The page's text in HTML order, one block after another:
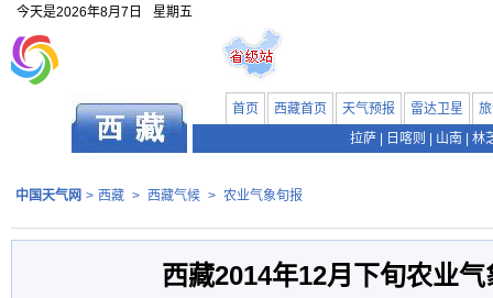
今天是2026年8月7日 星期五
首页 西藏首页 天气预报 雷达卫星
拉萨
日喀则 山南 林
中国天气网 > 西藏 > 西藏气候 > 农业气象旬报
西藏2014年12月下旬农业气